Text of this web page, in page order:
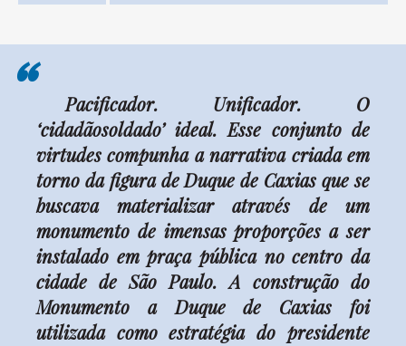
“
Pacificador. Unificador. O
‘cidadãosoldado’ ideal. Esse conjunto de
virtudes compunha a narrativa criada em
torno da figura de Duque de Caxias que se
buscava materializar através de um
monumento de imensas proporções a ser
instalado em praça pública no centro da
cidade de São Paulo. A construção do
Monumento a Duque de Caxias foi
utilizada como estratégia do presidente